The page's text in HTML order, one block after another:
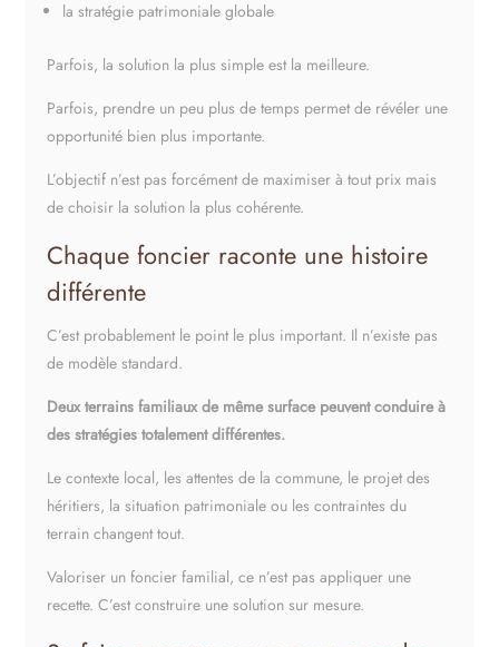
la stratégie patrimoniale globale
Parfois, la solution la plus simple est la meilleure.
Parfois, prendre un peu plus de temps permet de révéler une
opportunité bien plus importante.
L’objectif n’est pas forcément de maximiser à tout prix mais
de choisir la solution la plus cohérente.
Chaque foncier raconte une histoire
différente
C’est probablement le point le plus important. Il n’existe pas
de modèle standard.
Deux terrains familiaux de même surface peuvent conduire à
des stratégies totalement différentes.
Le contexte local, les attentes de la commune, le projet des
héritiers, la situation patrimoniale ou les contraintes du
terrain changent tout.
Valoriser un foncier familial, ce n’est pas appliquer une
recette. C’est construire une solution sur mesure.